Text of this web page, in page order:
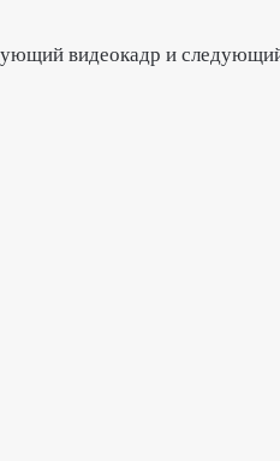
видеокадр и